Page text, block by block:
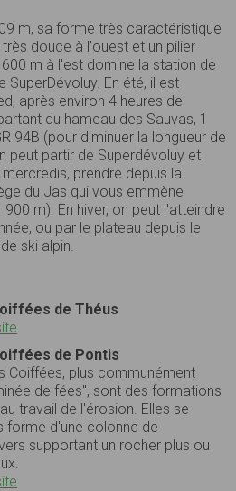
m, sa forme très caractéristique
douce à l'ouest et un pilier
m à l'est domine la station de
SuperDévoluy. En été, il est
après environ 4 heures de
du hameau des Sauvas, 1
94B (pour diminuer la longueur de
peut partir de Superdévoluy et
prendre depuis la
du Jas qui vous emmène
m). En hiver, on peut l'atteindre
ou par le plateau depuis le
ski alpin.
de Théus
de Pontis
Coiffées, plus communément
de fées", sont des formations
travail de l'érosion. Elles se
forme d'une colonne de
supportant un rocher plus ou